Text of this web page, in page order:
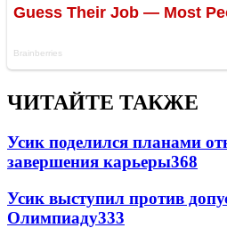
ЧИТАЙТЕ ТАКЖЕ
Усик поделился планами
завершения карьеры368
Усик выступил против
Олимпиаду333